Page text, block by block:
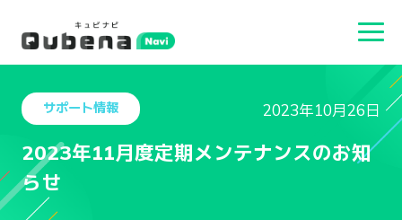
サポート情報 2023年10月26日
2023年11月度定期メンテナンスのお知
らせ